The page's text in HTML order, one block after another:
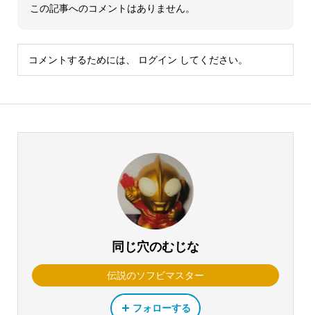
この記事へのコメントはありません。
コメントするためには、 ログイン してください。
同じ穴のむじな
伝説のソフビマスター
フォローする